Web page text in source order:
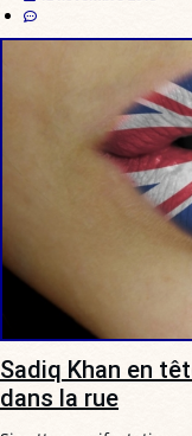
Sadiq Khan en
dans la rue